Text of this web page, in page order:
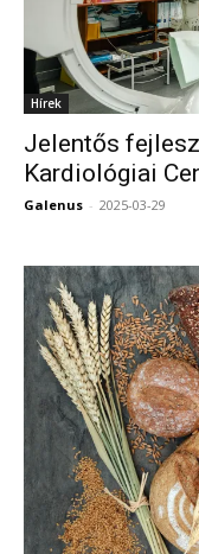
Hírek
Jelentős
Kardiológiai
Galenus - 2025-03-29